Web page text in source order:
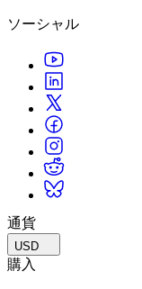
Unity がサポートす
LiveOps
ローンチ後のイン
成長
詳しく見る
発見され、モバイル
ストアとD2C全体で
収益化
運用の卓越性を達成
小売
店内体験をオンライ
自動車
イノベーションと車
すべての業界を見る
技術用語のライブラ
ケーススタディ
実際の成功事例
ベストプラクティス
専門家のヒントとコ
デモ
デモ、サンプル、ビ
すべてのリソース
新機能
ライブストリーム
Unity Awards
世界中のUnityクリ
Unity は初めてです
ハウツーガイド
実用的なヒントとベ
教育
学生向け
キャリアをスタート
教育を大幅に強化
教育機関向けライセ
ソーシャル
通貨
USD
購入